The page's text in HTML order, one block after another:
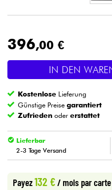
Licht
Drums
Blasinstrumente
Kinder
Kabel & Zubehöre
396,00 €
IN DEN
Kostenlose Lieferung
Günstige Preisegarantiert
Zufrieden odererstattet
Lieferbar
2-3 Tage Versand
Payez132 €/ mois par